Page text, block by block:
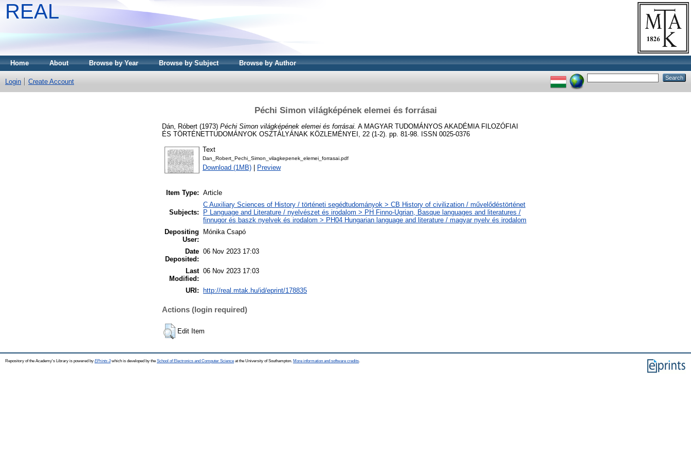
REAL
Home About Browse by Year Browse by Subject Browse by Author
Login Create Account
Péchi Simon világképének elemei és forrásai
Dán, Róbert (1973) Péchi Simon világképének elemei és forrásai. A MAGYAR TUDOMÁNYOS AKADÉMIA FILOZÓFIAI
ÉS TÖRTÉNETTUDOMÁNYOK OSZTÁLYÁNAK KÖZLEMÉNYEI, 22 (1-2). pp. 81-98. ISSN 0025-0376
Text
Dan_Robert_Pechi_Simon_vilagkepenek_elemei_forrasai.pdf
Download (1MB) Preview
Item Type: Article
Subjects:
C Auxiliary Sciences of History / történeti segédtudományok > CB History of civilization / művelődéstörténet
P Language and Literature / nyelvészet és irodalom > PH Finno-Ugrian, Basque languages and literatures /
finnugor és baszk nyelvek és irodalom > PH04 Hungarian language and literature / magyar nyelv és irodalom
Depositing
User:
Mónika Csapó
Date
Deposited:
06 Nov 2023 17:03
Last
Modified:
06 Nov 2023 17:03
URI: http://real.mtak.hu/id/eprint/178835
Actions (login required)
Edit Item
Repository of the Academy's Library is powered by EPrints 3which is developed by the School of Electronics and Computer Science at the University of Southampton. More information and software credits